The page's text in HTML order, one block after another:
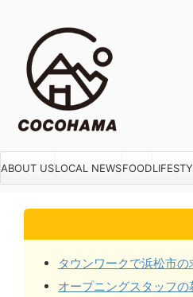
ABOUT USLOCAL NEWSFOOD
タウンワークで浜松市の
オープニングスタッフの